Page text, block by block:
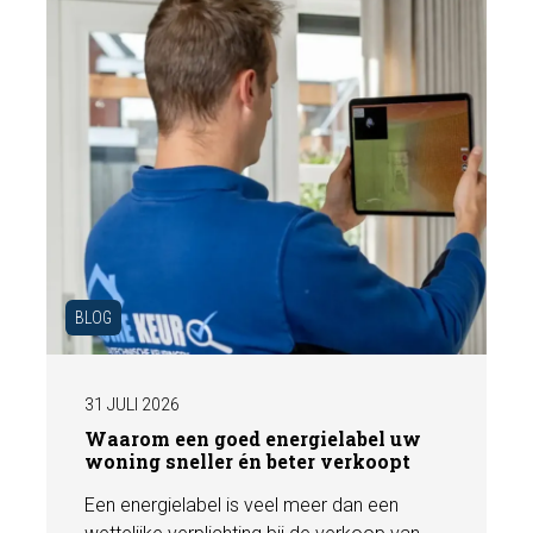
BLOG
31 JULI 2026
Waarom een goed energielabel uw
woning sneller én beter verkoopt
Een energielabel is veel meer dan een